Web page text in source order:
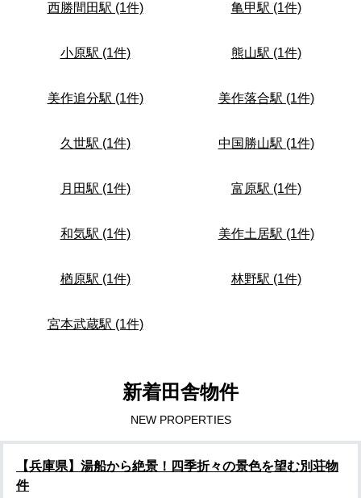
西勝間田駅 (1件) 亀甲駅 (1件)
小原駅 (1件) 熊山駅 (1件)
美作追分駅 (1件) 美作落合駅 (1件)
久世駅 (1件) 中国勝山駅 (1件)
月田駅 (1件) 富原駅 (1件)
和気駅 (1件) 美作土居駅 (1件)
楢原駅 (1件) 林野駅 (1件)
宮本武蔵駅 (1件)
新着田舎物件
NEW PROPERTIES
【兵庫県】湯船から絶景！四季折々の景色を望む別荘物
件